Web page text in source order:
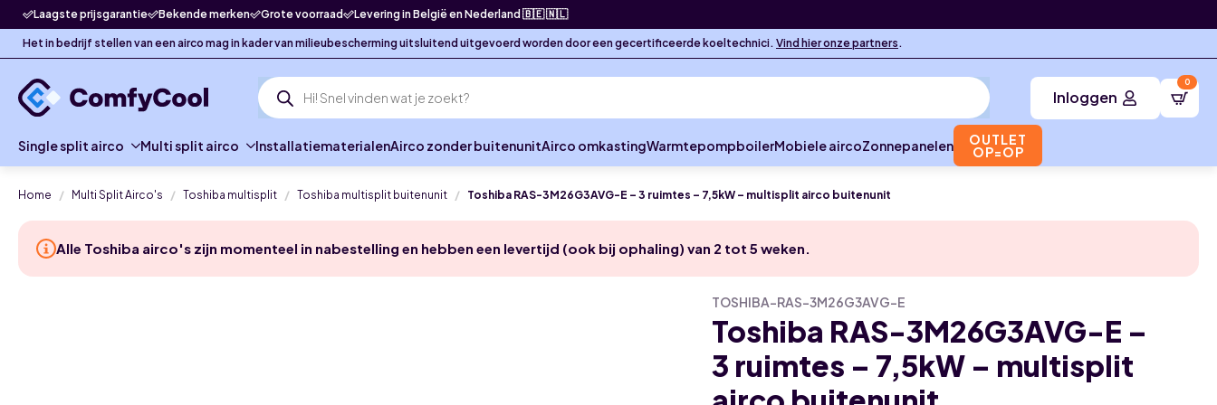
Laagste prijsgarantie Bekende merken Grote voorraad Levering in België en Nederland 🇧🇪 🇳🇱
Het in bedrijf stellen van een airco mag in kader van milieubescherming uitsluitend uitgevoerd worden door een gecertificeerde koeltechnici. Vind hier onze partners.
Producten
zoeken Inloggen
0
Single split airco Multi split airco InstallatiematerialenAirco zonder buitenunitAirco omkastingWarmtepompboilerMobiele aircoZonnepanelen OUTLET
OP=OP
Home Multi Split Airco's Toshiba multisplit Toshiba multisplit buitenunit Toshiba RAS-3M26G3AVG-E – 3 ruimtes – 7,5kW – multisplit airco buitenunit
Alle Toshiba airco's zijn momenteel in nabestelling en hebben een levertijd (ook bij ophaling) van 2 tot 5 weken.
TOSHIBA-RAS-3M26G3AVG-E
Toshiba RAS-3M26G3AVG-E –
3 ruimtes – 7,5kW – multisplit